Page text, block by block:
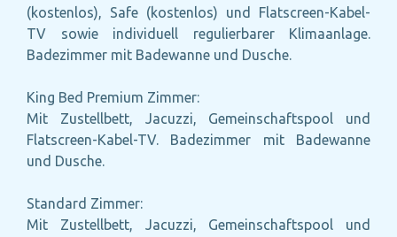
(kostenlos), Safe (kostenlos) und Flatscreen-Kabel-
TV sowie individuell regulierbarer Klimaanlage.
Badezimmer mit Badewanne und Dusche.
King Bed Premium Zimmer:
Mit Zustellbett, Jacuzzi, Gemeinschaftspool und
Flatscreen-Kabel-TV. Badezimmer mit Badewanne
und Dusche.
Standard Zimmer:
Mit Zustellbett, Jacuzzi, Gemeinschaftspool und